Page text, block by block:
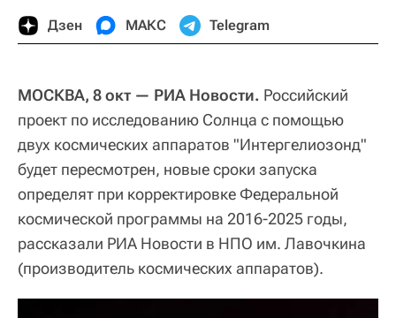
Дзен МАКС Telegram
МОСКВА, 8 окт — РИА Новости. Российский
проект по исследованию Солнца с помощью
двух космических аппаратов "Интергелиозонд"
будет пересмотрен, новые сроки запуска
определят при корректировке Федеральной
космической программы на 2016-2025 годы,
рассказали РИА Новости в НПО им. Лавочкина
(производитель космических аппаратов).